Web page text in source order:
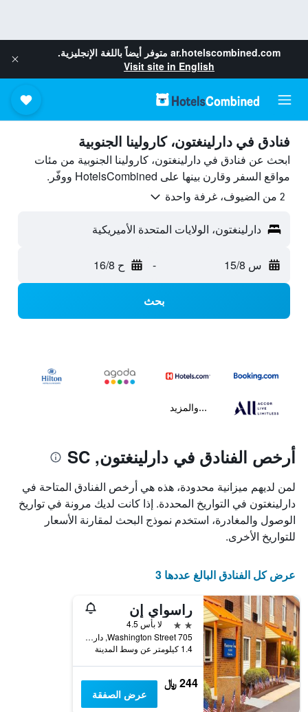
ar.hotelscombined.com متوفر أيضاً باللغة الإنجليزية.
Visit site in English
فنادق في دارلينغتون، كارولينا الجنوبية
ابحث عن فنادق في دارلينغتون، كارولينا الجنوبية من مئات
مواقع السفر وقارن بينها على HotelsCombined ووفّر.
2 من الضيوف، غرفة واحدة
دارلينغتون، الولايات المتحدة الأميريكية
س 15/8 - ح 16/8
بحث
...والمزيد
أرخص الفنادق في دارلينغتون, SC
لمن لديهم ميزانية محدودة، هذه هي أرخص الفنادق المتاحة في
دارلينغتون في التواريخ المحددة. إذا كانت لديك مرونة في تواريخ
الوصول والمغادرة، استخدم نموذج البحث لمقارنة الأسعار
للتواريخ الأخرى.
عرض كل الفنادق البالغ عددها 3
راسواي إن
2 نجمتين
لا بأس 4.5
705 Washington Street, دارلينغتون, SC, الولايات المتحدة الأميريكية
1.4 كيلومتر عن وسط المدينة
244 ﷼
عرض الصفقة